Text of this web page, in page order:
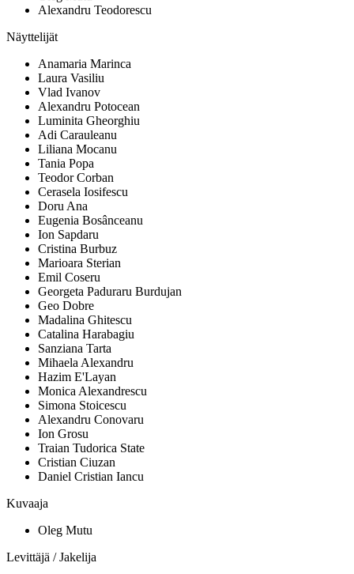
Alexandru Teodorescu
Näyttelijät
Anamaria Marinca
Laura Vasiliu
Vlad Ivanov
Alexandru Potocean
Luminita Gheorghiu
Adi Carauleanu
Liliana Mocanu
Tania Popa
Teodor Corban
Cerasela Iosifescu
Doru Ana
Eugenia Bosânceanu
Ion Sapdaru
Cristina Burbuz
Marioara Sterian
Emil Coseru
Georgeta Paduraru Burdujan
Geo Dobre
Madalina Ghitescu
Catalina Harabagiu
Sanziana Tarta
Mihaela Alexandru
Hazim E'Layan
Monica Alexandrescu
Simona Stoicescu
Alexandru Conovaru
Ion Grosu
Traian Tudorica State
Cristian Ciuzan
Daniel Cristian Iancu
Kuvaaja
Oleg Mutu
Levittäjä / Jakelija